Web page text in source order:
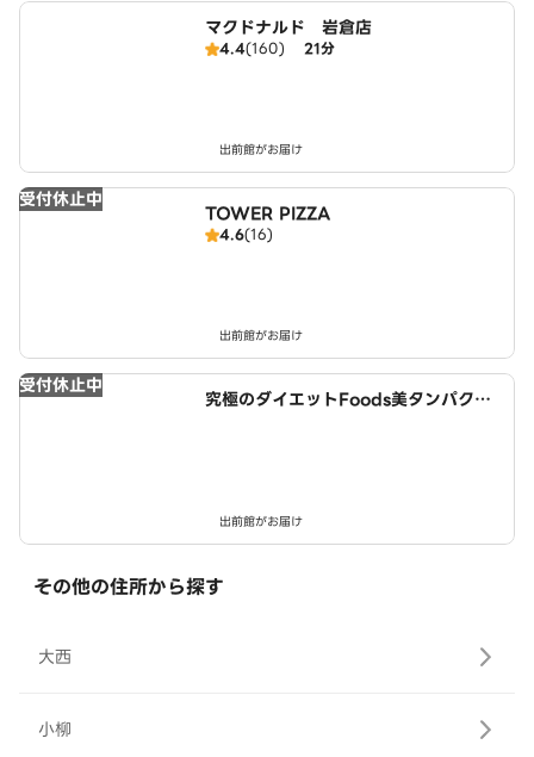
マクドナルド 岩倉店
4.4(160) 21分
出前館がお届け
受付休止中
TOWER PIZZA
4.6(16)
出前館がお届け
受付休止中
究極のダイエットFoods美タンパクラ
出前館がお届け
その他の住所から探す
大西
小柳